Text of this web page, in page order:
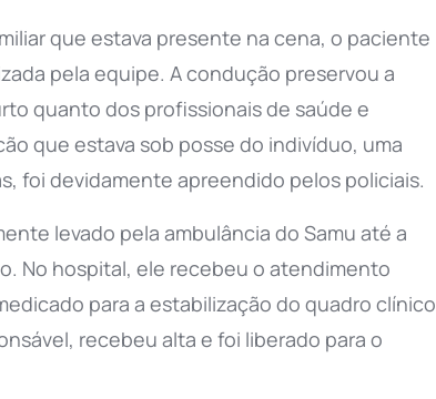
que estava presente na cena, o paciente
pela equipe. A condução preservou a
quanto dos profissionais de saúde e
que estava sob posse do indivíduo, uma
foi devidamente apreendido pelos policiais.
levado pela ambulância do Samu até a
No hospital, ele recebeu o atendimento
para a estabilização do quadro clínico
recebeu alta e foi liberado para o